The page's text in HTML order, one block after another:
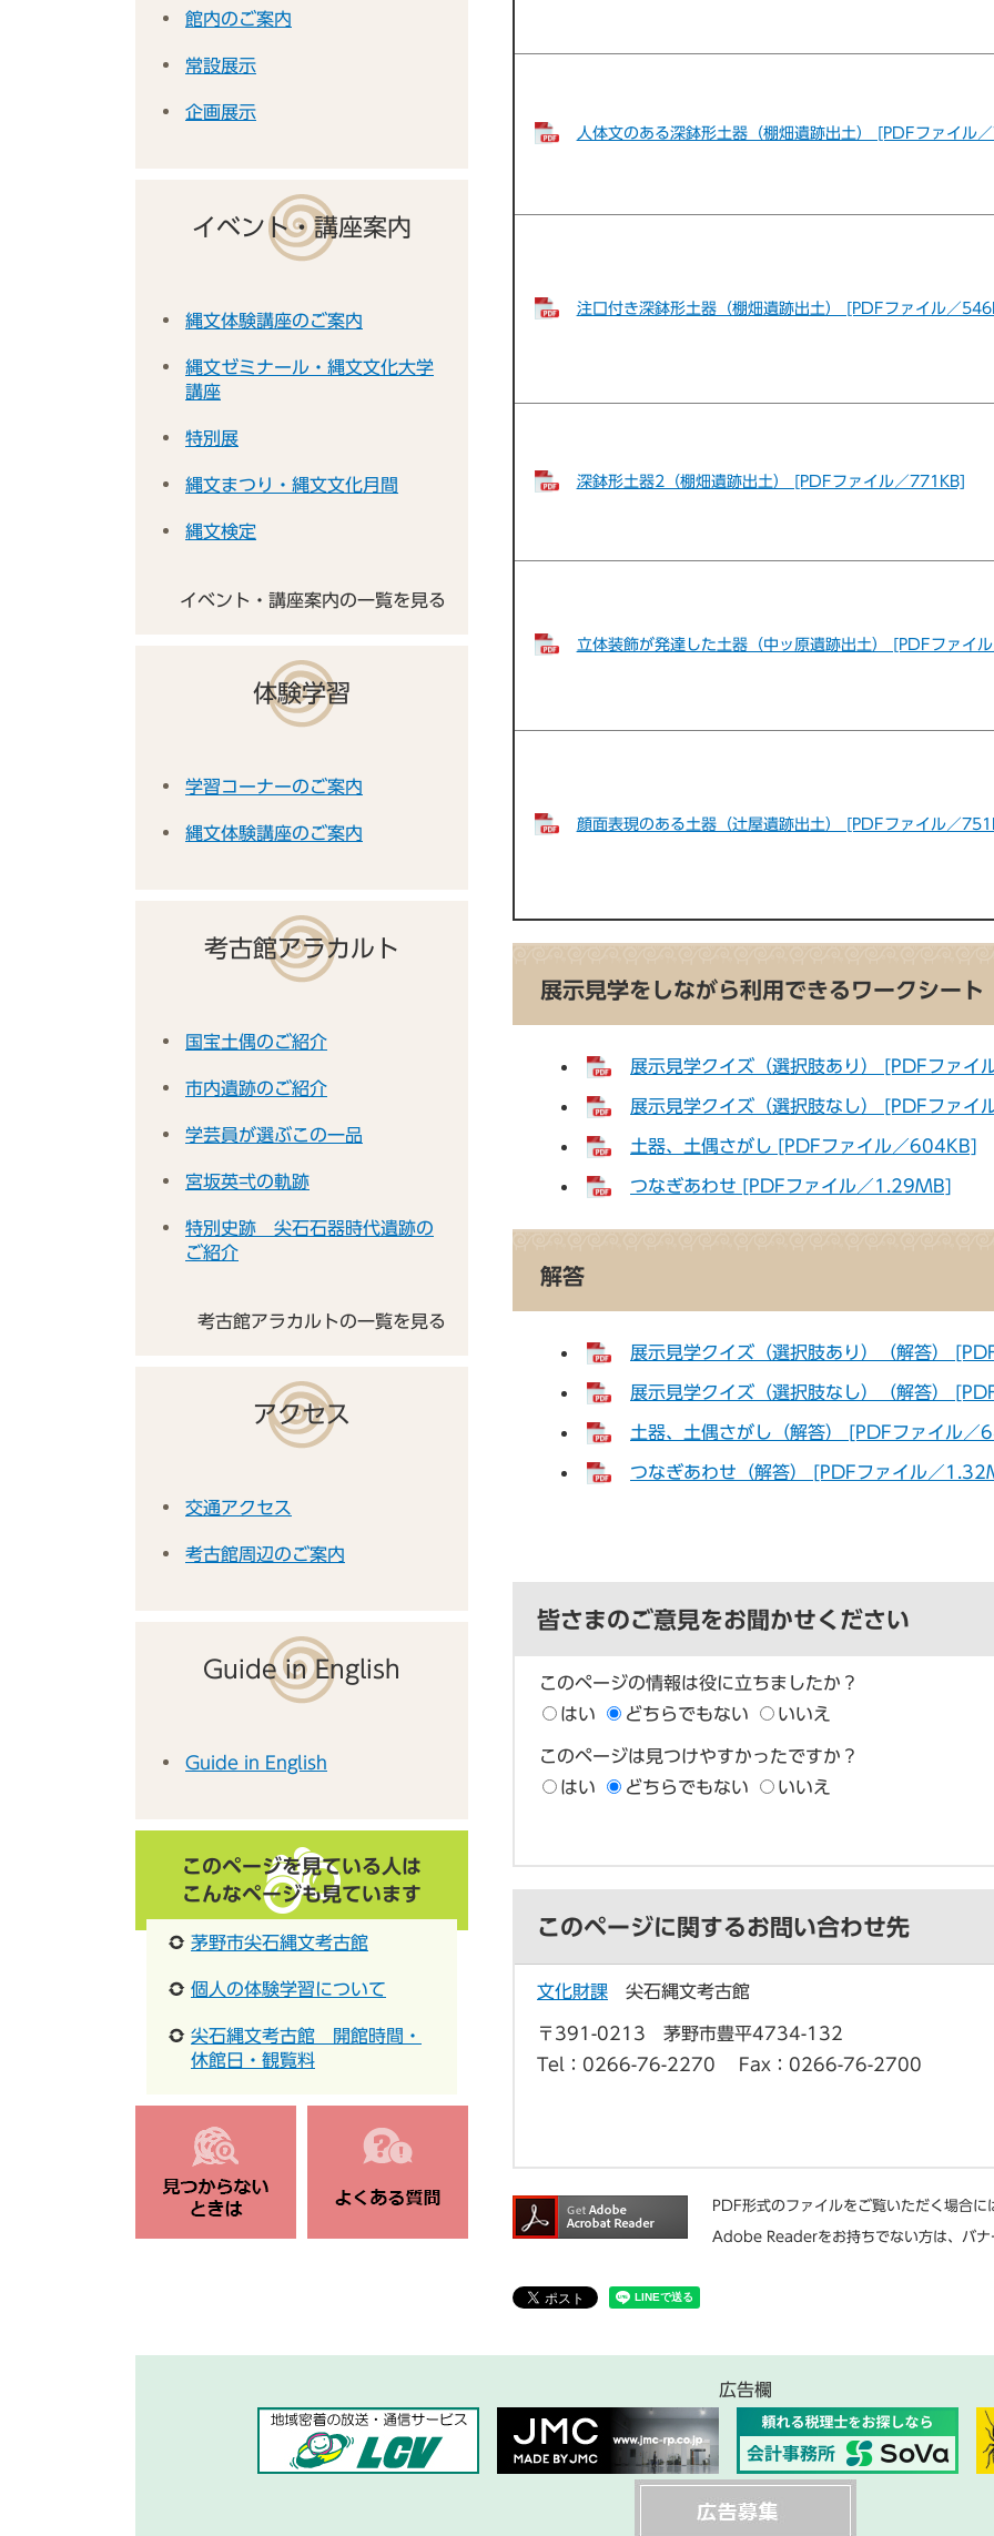
人体文のある深鉢形土器（棚畑遺跡出土） [PDFファイル
注口付き深鉢形土器（棚畑遺跡出土） [PDFファイル／
深鉢形土器2（棚畑遺跡出土） [PDFファイル／771KB]
立体装飾が発達した土器（中ッ原遺跡出土） [PDFファイ
顔面表現のある土器（辻屋遺跡出土） [PDFファイル／
展示見学をしながら利用できるワークシート
展示見学クイズ（選択肢あり） [PDFファイ
展示見学クイズ（選択肢なし） [PDFファイ
土器、土偶さがし [PDFファイル／604KB]
つなぎあわせ [PDFファイル／1.29MB]
解答
展示見学クイズ（選択肢あり）（解答）
展示見学クイズ（選択肢なし）（解答）
土器、土偶さがし（解答） [PDFファイル／
つなぎあわせ（解答） [PDFファイル／
皆さまのご意見をお聞かせください
このページの情報は役に立ちましたか？
はい
どちらでもない いいえ
このページは見つけやすかったですか？
はい
どちらでもない いいえ
このページに関するお問い合わせ先
文化財課 尖石縄文考古館
〒391-0213 茅野市豊平4734-132
Tel：0266-76-2270
Fax：0266-76-2700
PDF形式のファイルをご覧いただく場合
Adobe Readerをお持ちでない方は、バナ
館内のご案内
常設展示
企画展示
イベント・講座案内
縄文体験講座のご案内
縄文ゼミナール・縄文文化大学
講座
特別展
縄文まつり・縄文文化月間
縄文検定
イベント・講座案内の一覧を見る
体験学習
学習コーナーのご案内
縄文体験講座のご案内
考古館アラカルト
国宝土偶のご紹介
市内遺跡のご紹介
学芸員が選ぶこの一品
宮坂英弌の軌跡
特別史跡 尖石石器時代遺跡の
ご紹介
考古館アラカルトの一覧を見る
アクセス
交通アクセス
考古館周辺のご案内
Guide in English
Guide in English
このページを見ている人は
こんなページも見ています
茅野市尖石縄文考古館
個人の体験学習について
尖石縄文考古館 開館時間・
休館日・観覧料
広告欄